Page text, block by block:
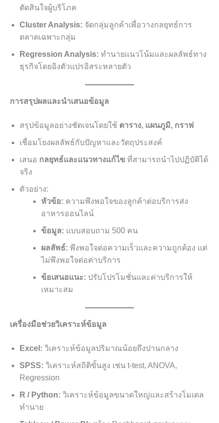
ตัดสินใจผู้บริโภค
Cluster Analysis: จัดกลุ่มลูกค้าเพื่อวางกลยุทธ์การ
ตลาดเฉพาะกลุ่ม
Regression Analysis: ทำนายแนวโน้มและผลลัพธ์ทาง
ธุรกิจโดยอิงตัวแปรอิสระหลายตัว
การสรุปผลและนำเสนอข้อมูล
สรุปข้อมูลอย่างชัดเจนโดยใช้ ตาราง, แผนภูมิ, กราฟ
เชื่อมโยงผลลัพธ์กับปัญหาและวัตถุประสงค์
เสนอ กลยุทธ์และแนวทางแก้ไข ที่สามารถนำไปปฏิบัติได้
จริง
ตัวอย่าง:
หัวข้อ: ความพึงพอใจของลูกค้าต่อบริการส่ง
อาหารออนไลน์
ข้อมูล: แบบสอบถาม 500 คน
ผลลัพธ์: พึงพอใจต่อความเร็วและความถูกต้อง แต่
ไม่พึงพอใจต่อค่าบริการ
ข้อเสนอแนะ: ปรับโปรโมชั่นและค่าบริการให้
เหมาะสม
เครื่องมือช่วยวิเคราะห์ข้อมูล
Excel: วิเคราะห์ข้อมูลปริมาณน้อยถึงปานกลาง
SPSS: วิเคราะห์สถิติขั้นสูง เช่น t-test, ANOVA,
Regression
R / Python: วิเคราะห์ข้อมูลขนาดใหญ่และสร้างโมเดล
ทำนาย